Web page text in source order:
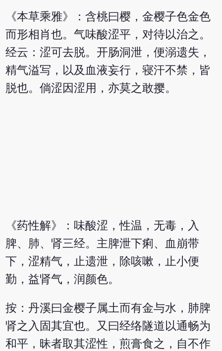
《本草乘雅》：含桃曰樱，金樱子色金色
而形相肖也。气味酸涩平，对待以治之。
经云：涩可去脱。开肠洞泄，便溺遗失，
精气溢写，以及血液妄行，寝汗不禁，皆
脱也。倘涩因涩用，亦莫之敢撄。
《药性解》：味酸涩，性温，无毒，入
脾、肺、肾三经。主脾泄下痢、血崩带
下，涩精气，止遗泄，除咳嗽，止小便
勤，益肾气，润颜色。
按：丹溪曰金樱子属土而有金与水，肺脾
肾之入固其宜也。又曰经络隧道以通畅为
和平，昧者取其涩性，煎膏食之，自不作